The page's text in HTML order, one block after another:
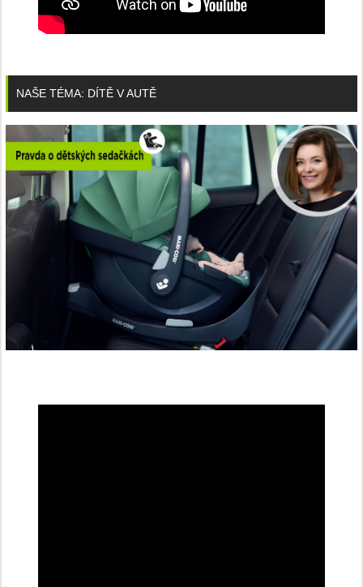
NAŠE TÉMA: DÍTĚ V AUTĚ